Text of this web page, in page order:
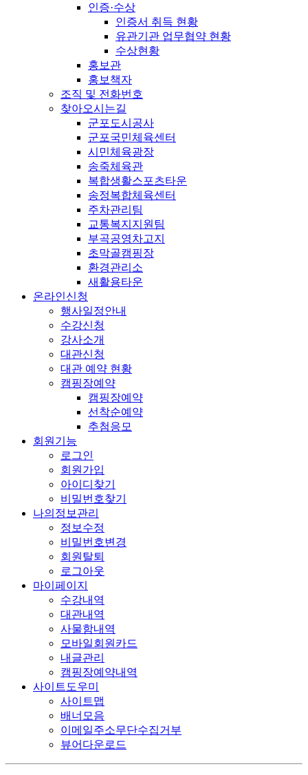
인증·수상
인증서 취득 현황
유관기관 업무협약 현황
수상현황
홍보관
홍보책자
조직 및 전화번호
찾아오시는길
군포도시공사
군포국민체육센터
시민체육광장
송죽체육관
복합생활스포츠타운
송정복합체육센터
주차관리팀
교통복지지원팀
부곡공영차고지
초막골캠핑장
환경관리소
새활용타운
온라인신청
행사일정안내
수강신청
강사소개
대관신청
대관 예약 현황
캠핑장예약
캠핑장예약
선착순예약
추첨응모
회원기능
로그인
회원가입
아이디찾기
비밀번호찾기
나의정보관리
정보수정
비밀번호변경
회원탈퇴
로그아웃
마이페이지
수강내역
대관내역
사물함내역
모바일회원카드
내글관리
캠핑장예약내역
사이트도우미
사이트맵
배너모음
이메일주소무단수집거부
뷰어다운로드